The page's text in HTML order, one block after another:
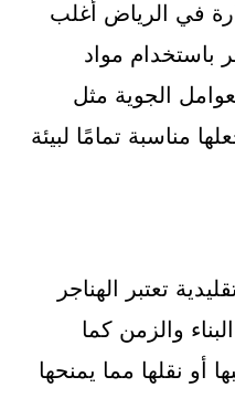
في الرياض أغلب
باستخدام مواد
الجوية مثل
مناسبة تمامًا لبيئة
تعتبر الهناجر
والزمن كما
أو نقلها مما يمنحها